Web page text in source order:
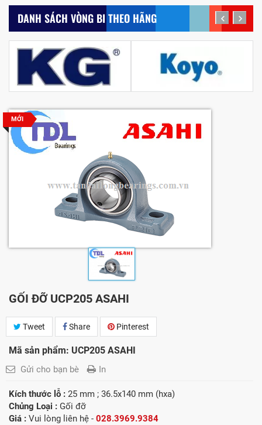
DANH SÁCH VÒNG BI THEO HÃNG prev next
MỚI
GỐI ĐỠ UCP205 ASAHI
Tweet Share Pinterest
Mã sản phẩm: UCP205 ASAHI
Gửi cho bạn bè In
Kích thước lỗ : 25 mm ; 36.5x140 mm (hxa)
Chủng Loại : Gối đỡ
Giá : Vui lòng l iên hệ - 028.3969.9384